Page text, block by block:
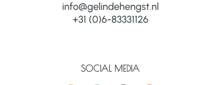
info@gelindehengst.nl
+31 (0)6-83331126
SOCIAL MEDIA